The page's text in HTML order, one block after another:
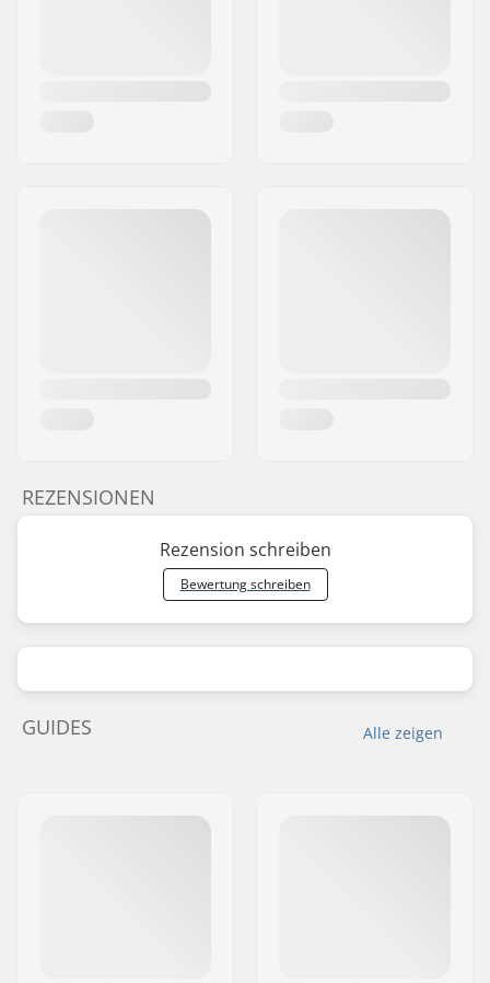
REZENSIONEN
Rezension schreiben
Bewertung schreiben
Alle zeigen
GUIDES